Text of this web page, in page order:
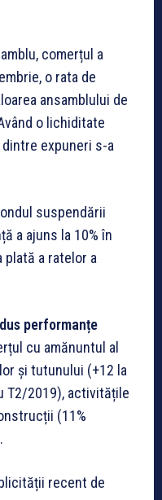
comerțul a
o rata de
ansamblului de
o lichiditate
expuneri s-a
suspendării
a ajuns la 10% în
plată a ratelor a
performanțe
cu amănuntul al
și tutunului (+12 la
T2/2019), activitățile
(11%
recent de